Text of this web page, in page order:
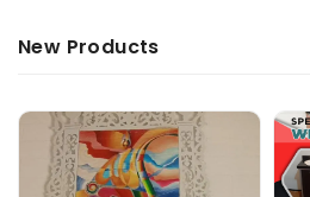
New Products